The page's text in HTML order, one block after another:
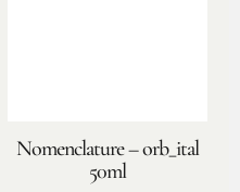
Nomenclature – orb_ital
50ml